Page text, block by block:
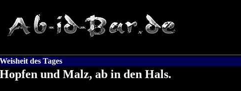
Weisheit des Tages
Hopfen und Malz, ab in den Hals.